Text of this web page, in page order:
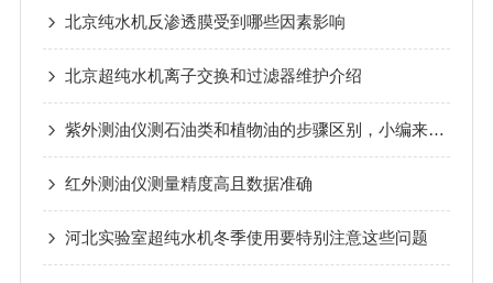
北京纯水机反渗透膜受到哪些因素影响
北京超纯水机离子交换和过滤器维护介绍
紫外测油仪测石油类和植物油的步骤区别，小编来和你说说
红外测油仪测量精度高且数据准确
河北实验室超纯水机冬季使用要特别注意这些问题